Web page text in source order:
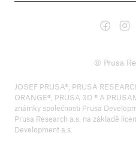
© Prusa
JOSEF PRUSA®, PRUSA
ORANGE®, PRUSA 3D ® A
známky společnosti Prusa
Prusa Research a.s. na základě
Development a.s.